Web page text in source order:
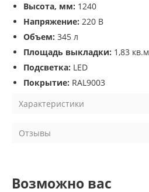
Высота, мм: 1240
Напряжение: 220 В
Объем: 345 л
Площадь выкладки: 1,83 кв.м
Подсветка: LED
Покрытие: RAL9003
Характеристики
Отзывы
Возможно вас